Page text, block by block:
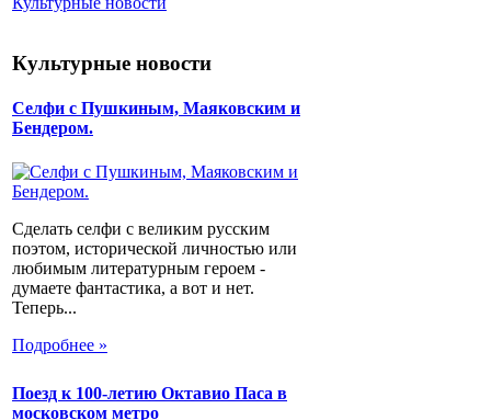
Культурные новости
Селфи с Пушкиным, Маяковским и
Бендером.
Сделать селфи с великим русским
поэтом, исторической личностью или
любимым литературным героем -
думаете фантастика, а вот и нет.
Теперь...
Подробнее »
Поезд к 100-летию Октавио Паса в
московском метро